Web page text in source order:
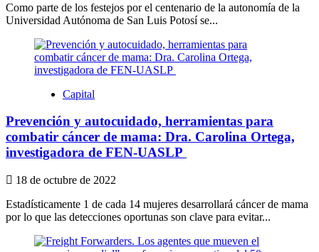
Como parte de los festejos por el centenario de la autonomía de la
Universidad Autónoma de San Luis Potosí se...
Capital
Prevención y autocuidado, herramientas para
combatir cáncer de mama: Dra. Carolina Ortega,
investigadora de FEN-UASLP
18 de octubre de 2022
Estadísticamente 1 de cada 14 mujeres desarrollará cáncer de mama
por lo que las detecciones oportunas son clave para evitar...